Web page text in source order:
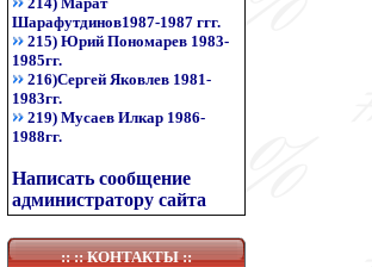
Шарафутдинов1987-1987 ггг.
215) Юрий Пономарев 1983-
1985гг.
216)Сергей Яковлев 1981-
1983гг.
219) Мусаев Илкар 1986-
1988гг.
Написать сообщение
администратору сайта
:: ::КОНТАКТЫ::